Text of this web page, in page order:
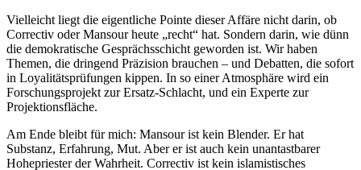
Vielleicht liegt die eigentliche Pointe dieser Affäre nicht darin, ob
Correctiv oder Mansour heute „recht“ hat. Sondern darin, wie dünn
die demokratische Gesprächsschicht geworden ist. Wir haben
Themen, die dringend Präzision brauchen – und Debatten, die sofort
in Loyalitätsprüfungen kippen. In so einer Atmosphäre wird ein
Forschungsprojekt zur Ersatz-Schlacht, und ein Experte zur
Projektionsfläche.
Am Ende bleibt für mich: Mansour ist kein Blender. Er hat
Substanz, Erfahrung, Mut. Aber er ist auch kein unantastbarer
Hohepriester der Wahrheit. Correctiv ist kein islamistisches